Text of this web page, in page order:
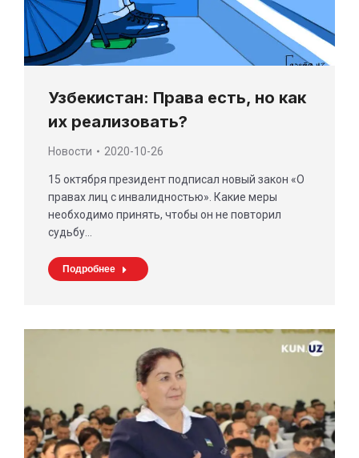
Узбекистан: Права есть, но как
их реализовать?
Новости 2020-10-26
15 октября президент подписал новый закон «О
правах лиц с инвалидностью». Какие меры
необходимо принять, чтобы он не повторил
судьбу…
Подробнее